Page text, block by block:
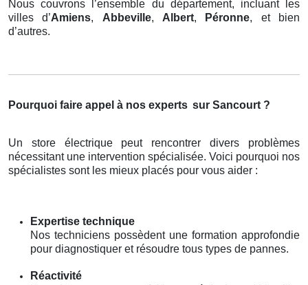
Nous couvrons l’ensemble du département, incluant les
villes d’Amiens, Abbeville, Albert, Péronne, et bien
d’autres.
Pourquoi faire appel à nos experts sur Sancourt ?
Un store électrique peut rencontrer divers problèmes
nécessitant une intervention spécialisée. Voici pourquoi nos
spécialistes sont les mieux placés pour vous aider :
Expertise technique
Nos techniciens possèdent une formation approfondie
pour diagnostiquer et résoudre tous types de pannes.
Réactivité